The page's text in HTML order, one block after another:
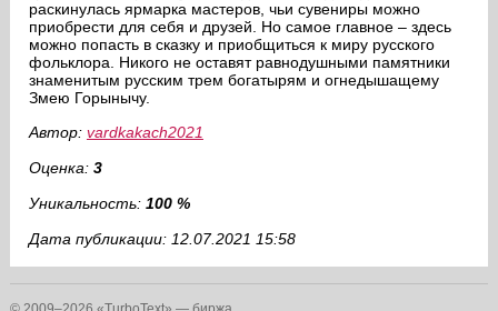
раскинулась ярмарка мастеров, чьи сувениры можно
приобрести для себя и друзей. Но самое главное – здесь
можно попасть в сказку и приобщиться к миру русского
фольклора. Никого не оставят равнодушными памятники
знаменитым русским трем богатырям и огнедышащему
Змею Горынычу.
Автор: vardkakach2021
Оценка: 3
Уникальность: 100 %
Дата публикации: 12.07.2021 15:58